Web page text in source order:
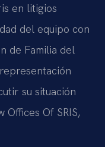
en litigios
del equipo con
de Familia del
su situación
Offices Of SRIS,